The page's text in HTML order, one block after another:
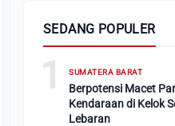
SEDANG POPULER
1 SUMATERA BARAT
Berpotensi Macet
Kendaraan di Kelok
Lebaran